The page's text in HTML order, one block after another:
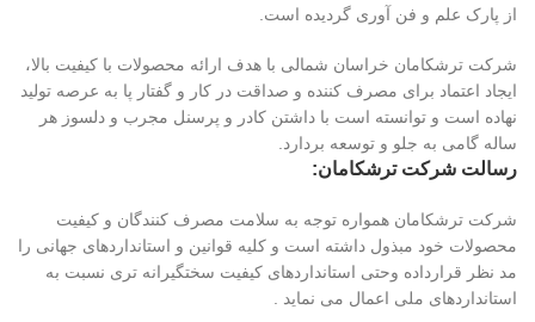
از پارک علم و فن آوری گردیده است.
شرکت ترشکامان خراسان شمالی با هدف ارائه محصولات با کیفیت بالا،
ایجاد اعتماد برای مصرف کننده و صداقت در کار و گفتار پا به عرصه تولید
نهاده است و توانسته است با داشتن کادر و پرسنل مجرب و دلسوز هر
ساله گامی به جلو و توسعه بردارد.
رسالت شرکت ترشکامان:
شرکت ترشکامان همواره توجه به سلامت مصرف کنندگان و کیفیت
محصولات خود مبذول داشته است و کلیه قوانین و استانداردهای جهانی را
مد نظر قرارداده وحتی استانداردهای کیفیت سختگیرانه تری نسبت به
استانداردهای ملی اعمال می نماید .